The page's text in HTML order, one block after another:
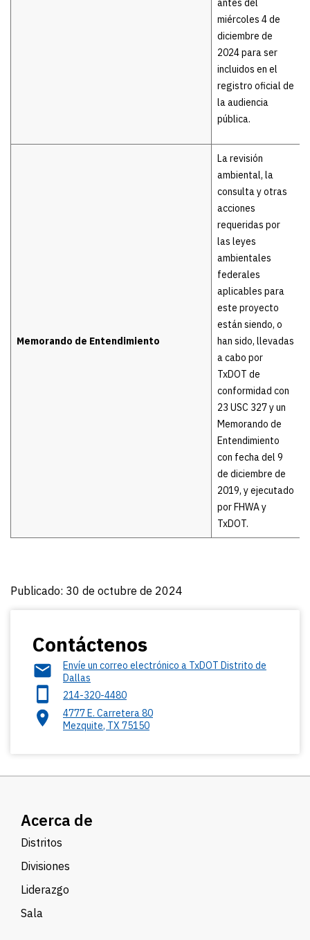
antes del
miércoles 4 de
diciembre de
2024 para ser
incluidos en el
registro oficial de
la audiencia
pública.
Memorando de Entendimiento
La revisión
ambiental, la
consulta y otras
acciones
requeridas por
las leyes
ambientales
federales
aplicables para
este proyecto
están siendo, o
han sido, llevadas
a cabo por
TxDOT de
conformidad con
23 USC 327 y un
Memorando de
Entendimiento
con fecha del 9
de diciembre de
2019, y ejecutado
por FHWA y
TxDOT.
Publicado: 30 de octubre de 2024
Contáctenos
Envíe un correo electrónico a TxDOT Distrito de
Dallas
214-320-4480
4777 E. Carretera 80
Mezquite, TX 75150
Acerca de
Distritos
Divisiones
Liderazgo
Sala